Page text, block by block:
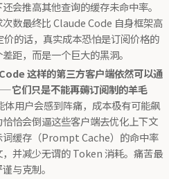
会推高其他查询的缓存未命中率。
数最终比 Claude Code 自身框架高
价的话，真实成本恐怕是订阅价格的
距，而是一个巨大的黑洞。
这样的第三方客户端依然可以通
它们只是不能再薅订阅制的羊毛
体用户会感到阵痛，成本极有可能飙
恰会倒逼这些客户端去优化上下文
词缓存（Prompt Cache）的命中率
并减少无谓的 Token 消耗。痛苦最
与克制。